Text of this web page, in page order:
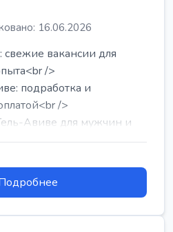
16.06.2026
свежие вакансии для
/>
подработка и
/>
Авиве для мужчин и